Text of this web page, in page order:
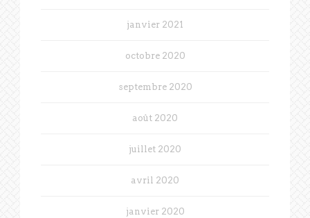
janvier 2021
octobre 2020
septembre 2020
août 2020
juillet 2020
avril 2020
janvier 2020